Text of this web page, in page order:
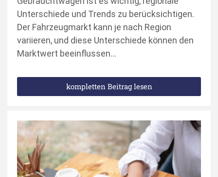
Unterschiede und Trends zu berücksichtigen.
Der Fahrzeugmarkt kann je nach Region
variieren, und diese Unterschiede können den
Marktwert beeinflussen…
kompletten Beitrag lesen